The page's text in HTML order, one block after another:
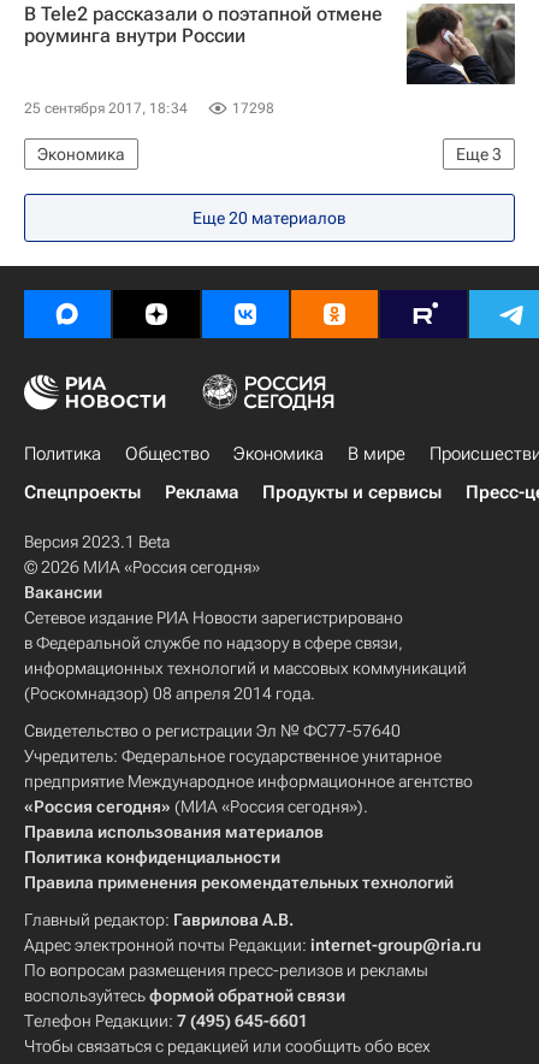
Михаил Науменков
Джефф Плэтт
В Tele2 рассказали о поэтапной отмене
роуминга внутри России
25 сентября 2017, 18:34 17298
Еще3
Экономика
Спор ФАС с сотовыми операторами
Россия
Еще 20 материалов
Политика Общество Экономика В мире
Спецпроекты
Реклама Продукты и сервисы Пресс-
Версия 2023.1 Beta
© 2026 МИА «Россия сегодня»
Вакансии
Сетевое издание РИА Новости зарегистрировано
в Федеральной службе по надзору в сфере связи,
информационных технологий и массовых коммуникаций
(Роскомнадзор) 08 апреля 2014 года.
Свидетельство о регистрации Эл № ФС77-57640
Учредитель: Федеральное государственное унитарное
предприятие Международное информационное агентство
«Россия сегодня» (МИА «Россия сегодня»).
Правила использования материалов
Политика конфиденциальности
Правила применения рекомендательных технологий
Главный редактор: Гаврилова А.В.
Адрес электронной почты Редакции: internet-group@ria.ru
По вопросам размещения пресс-релизов и рекламы
воспользуйтесьформой обратной связи
Телефон Редакции: 7 (495) 645-6601
Чтобы связаться с редакцией или сообщить обо всех